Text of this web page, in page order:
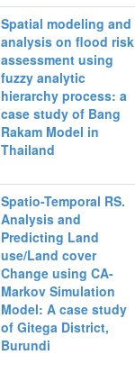
Spatial modeling and
analysis on flood risk
assessment using
fuzzy analytic
hierarchy process: a
case study of Bang
Rakam Model in
Thailand
Spatio-Temporal RS.
Analysis and
Predicting Land
use/Land cover
Change using CA-
Markov Simulation
Model: A case study
of Gitega District,
Burundi